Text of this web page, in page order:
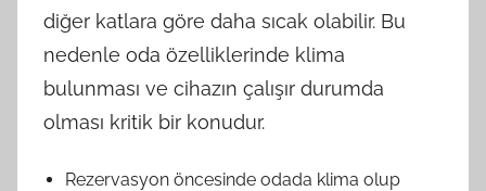
diğer katlara göre daha sıcak olabilir. Bu
nedenle oda özelliklerinde klima
bulunması ve cihazın çalışır durumda
olması kritik bir konudur.
Rezervasyon öncesinde odada klima olup